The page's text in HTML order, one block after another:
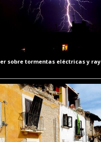
sobre tormentas eléctricas y